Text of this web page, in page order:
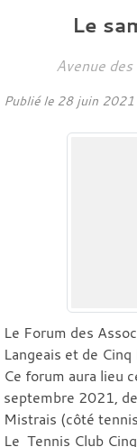
Le
Avenue
Publié le 28 juin 2021
Le Forum des
Langeais et de Cinq
Ce forum aura lieu
septembre 2021,
Mistrais (côté
Le Tennis Club